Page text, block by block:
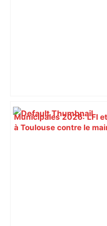
Municipales 2026: LFI
à Toulouse contre le